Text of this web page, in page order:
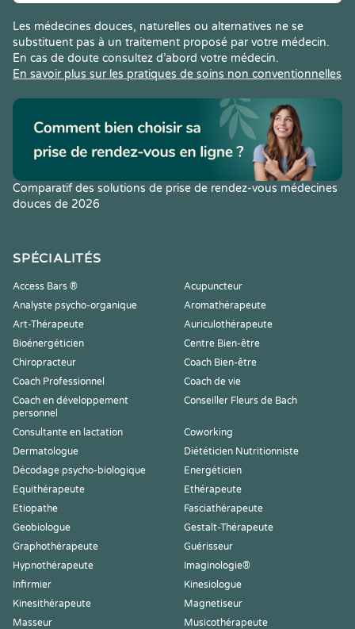
Les médecines douces, naturelles ou alternatives ne se
substituent pas à un traitement proposé par votre médecin.
En cas de doute consultez d’abord votre médecin.
En savoir plus sur les pratiques de soins non conventionnelles
Comparatif des solutions de prise de rendez-vous médecines
douces de 2026
SPÉCIALITÉS
Access Bars ®
Acupuncteur
Analyste psycho-organique
Aromathérapeute
Art-Thérapeute
Auriculothérapeute
Bioénergéticien
Centre Bien-être
Chiropracteur
Coach Bien-être
Coach Professionnel
Coach de vie
Coach en développement
personnel
Conseiller Fleurs de Bach
Consultante en lactation
Coworking
Dermatologue
Diététicien Nutritionniste
Décodage psycho-biologique
Energéticien
Equithérapeute
Ethérapeute
Etiopathe
Fasciathérapeute
Geobiologue
Gestalt-Thérapeute
Graphothérapeute
Guérisseur
Hypnothérapeute
Imaginologie®
Infirmier
Kinesiologue
Kinesithérapeute
Magnetiseur
Masseur
Musicothérapeute